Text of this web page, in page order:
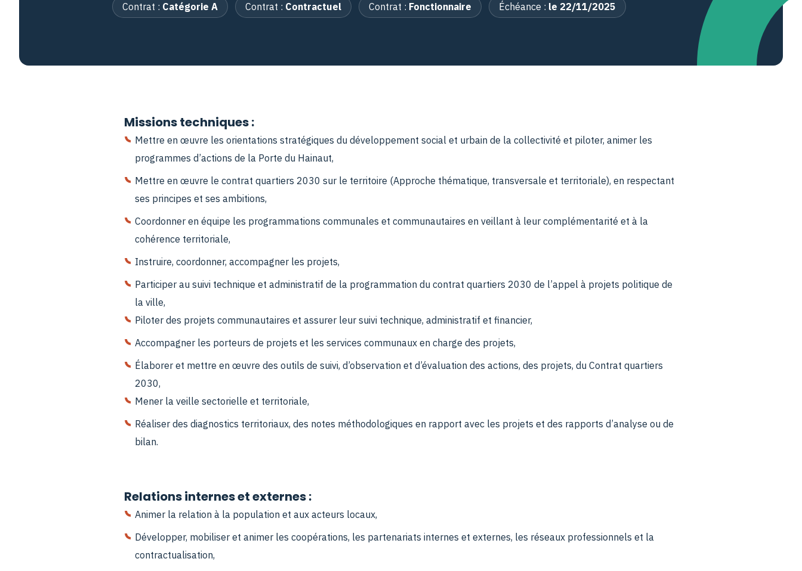
Contrat : Catégorie A Contrat : Contractuel Contrat : Fonctionnaire Échéance : le 22/11/2025
Missions techniques :
Mettre en œuvre les orientations stratégiques du développement social et urbain de la collectivité et piloter, animer les
programmes d’actions de la Porte du Hainaut,
Mettre en œuvre le contrat quartiers 2030 sur le territoire (Approche thématique, transversale et territoriale), en respectant
ses principes et ses ambitions,
Coordonner en équipe les programmations communales et communautaires en veillant à leur complémentarité et à la
cohérence territoriale,
Instruire, coordonner, accompagner les projets,
Participer au suivi technique et administratif de la programmation du contrat quartiers 2030 de l’appel à projets politique de
la ville,
Piloter des projets communautaires et assurer leur suivi technique, administratif et financier,
Accompagner les porteurs de projets et les services communaux en charge des projets,
Élaborer et mettre en œuvre des outils de suivi, d’observation et d’évaluation des actions, des projets, du Contrat quartiers
2030,
Mener la veille sectorielle et territoriale,
Réaliser des diagnostics territoriaux, des notes méthodologiques en rapport avec les projets et des rapports d’analyse ou de
bilan.
Relations internes et externes :
Animer la relation à la population et aux acteurs locaux,
Développer, mobiliser et animer les coopérations, les partenariats internes et externes, les réseaux professionnels et la
contractualisation,